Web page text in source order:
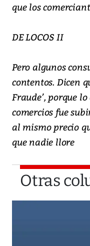
que los
DE LOCOS II
Pero algunos
contentos. Dicen
Fraude’, porque
comercios fue
al mismo precio
que nadie llore
Otras